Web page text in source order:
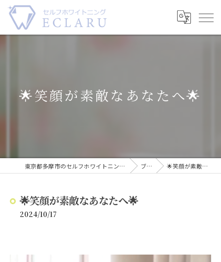
🌟笑顔が素敵なあなたへ🌟
東京都多摩市のセルフホワイトニングならECLARU-エクラル- ブログ 🌟笑顔が素敵なあなたへ🌟
🌟笑顔が素敵なあなたへ🌟
2024/10/17